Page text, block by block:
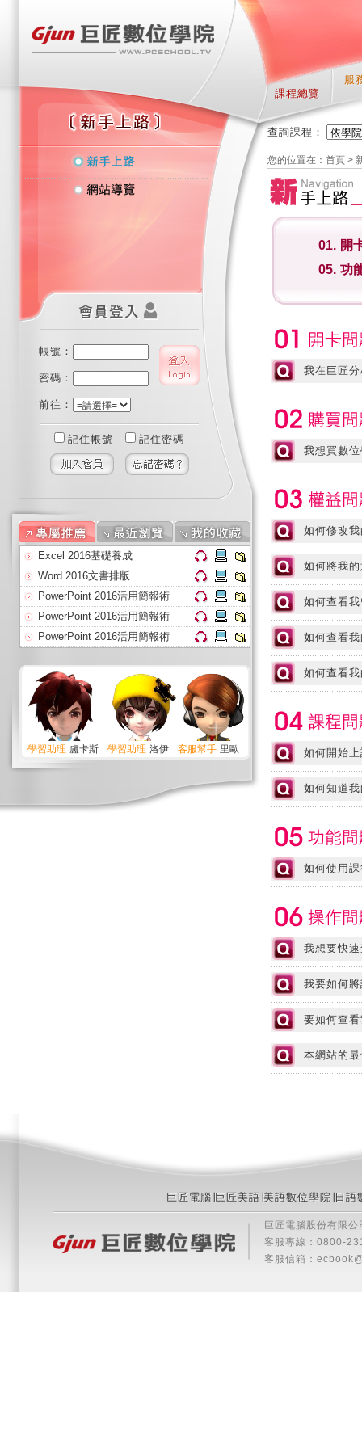
課程總覽
服
查詢課程：
Excel 2016基礎養成
Word 2016文書排版
PowerPoint 2016活用簡報術
PowerPoint 2016活用簡報術
PowerPoint 2016活用簡報術
Excel職場必學函數應用(上)
Java SE程式語言基礎(上)
Java SE程式語言基礎(上)
Word 2016進階應用
Python入門
學習助理 盧卡斯 學習助理 洛伊 客服幫手 里歐
您的位置在： 首頁 >
01. 開
05.功
我在巨匠
我想買數
如何修改
如何將我
如何查看
如何查看
如何查看
如何開始
如何知道
如何使用
我想要快
我要如何
要如何查
本網站的
帳號：
密碼：
前往：
記住帳號 記住密碼
巨匠電腦 巨匠美語 美語數位學院 日語
巨匠電腦股份有限
客服專線：0800-
客服信箱：